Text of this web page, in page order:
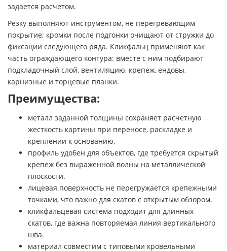
задается расчетом.
Резку выполняют инструментом, не перегревающим
покрытие; кромки после подгонки очищают от стружки до
фиксации следующего ряда. Кликфальц применяют как
часть ограждающего контура: вместе с ним подбирают
подкладочный слой, вентиляцию, крепеж, ендовы,
карнизные и торцевые планки.
Преимущества:
металл заданной толщины сохраняет расчетную
жесткость картины при переносе, раскладке и
креплении к основанию.
профиль удобен для объектов, где требуется скрытый
крепеж без выраженной волны на металлической
плоскости.
лицевая поверхность не перегружается крепежными
точками, что важно для скатов с открытым обзором.
кликфальцевая система подходит для длинных
скатов, где важна повторяемая линия вертикального
шва.
материал совместим с типовыми кровельными